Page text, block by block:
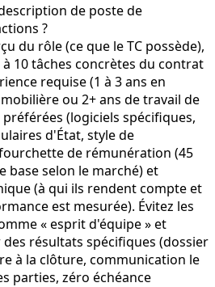
de poste de
?
du rôle (ce que le TC possède),
10 tâches concrètes du contrat
requise (1 à 3 ans en
ou 2+ ans de travail de
préférées (logiciels spécifiques,
d'État, style de
de rémunération (45
base selon le marché) et
(à qui ils rendent compte et
est mesurée). Évitez les
« esprit d'équipe » et
résultats spécifiques (dossier
à la clôture, communication le
parties, zéro échéance